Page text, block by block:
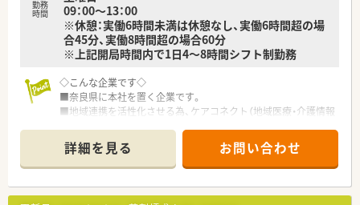
勤務
時間
09：00～13：00
※休憩：実働6時間未満は休憩なし、実働6時間超の場
合45分、実働8時間超の場合60分
※上記開局時間内で1日4～8時間シフト制勤務
◇こんな企業です◇
■奈良県に本社を置く企業です。
■地域連携を活性化させる為、ケアコネクト（地域医療・介護情報
■ボトムアップを大切にする会社です。在宅推進チームや学会
発表チーム、マニュアルチームなど手上げ式で有志を募り、やり
たい仕事をしてもらいながら社内を活気付けたいという考えで
す。
■ライフワークバランスも重視されており、有休取得率100％、
詳細を見る お問い合わせ